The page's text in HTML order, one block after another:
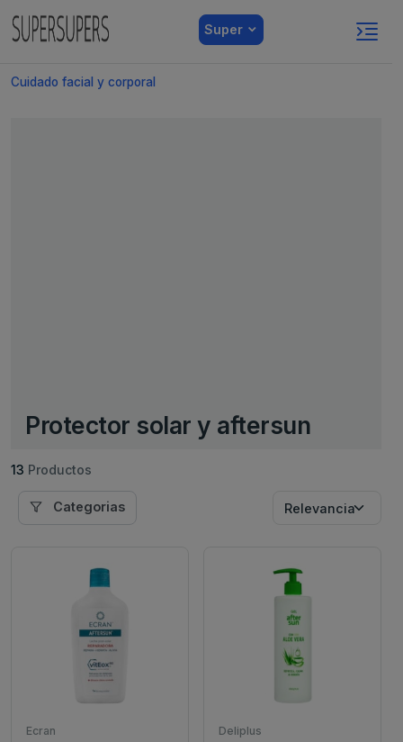
Super
Cuidado facial y corporal
Protector solar y aftersun
13 Productos
Categorias
Ecran Deliplus